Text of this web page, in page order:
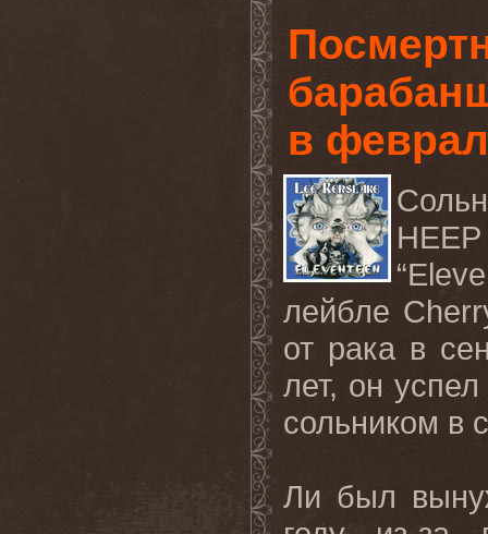
в
лейбле
от рака в
лет, он
сольником в
Ли был